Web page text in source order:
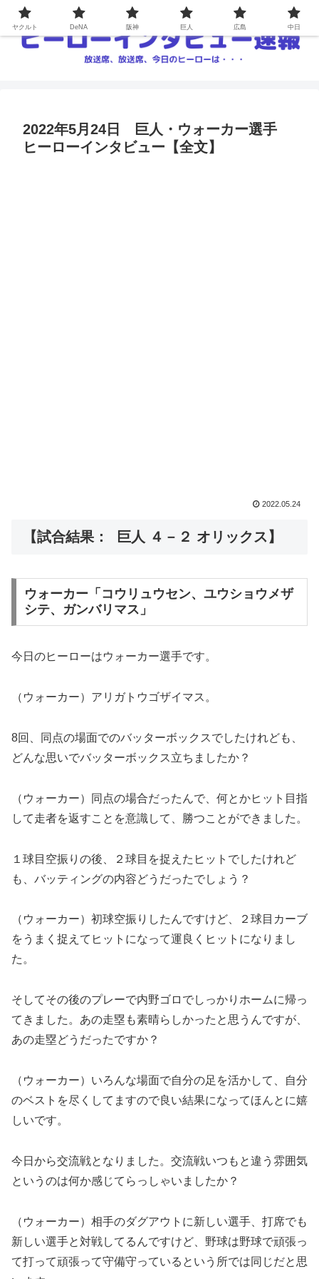
2022年5月24日 巨人・ウォーカー選手
ヒーローインタビュー【全文】
2022.05.24
【試合結果： 巨人 ４－２ オリックス】
ウォーカー「コウリュウセン、ユウショウメザ
シテ、ガンバリマス」
今日のヒーローはウォーカー選手です。
（ウォーカー）アリガトウゴザイマス。
8回、同点の場面でのバッターボックスでしたけれども、
どんな思いでバッターボックス立ちましたか？
（ウォーカー）同点の場合だったんで、何とかヒット目指
して走者を返すことを意識して、勝つことができました。
１球目空振りの後、２球目を捉えたヒットでしたけれど
も、バッティングの内容どうだったでしょう？
（ウォーカー）初球空振りしたんですけど、２球目カーブ
をうまく捉えてヒットになって運良くヒットになりまし
た。
そしてその後のプレーで内野ゴロでしっかりホームに帰っ
てきました。あの走塁も素晴らしかったと思うんですが、
あの走塁どうだったですか？
（ウォーカー）いろんな場面で自分の足を活かして、自分
のベストを尽くしてますので良い結果になってほんとに嬉
しいです。
今日から交流戦となりました。交流戦いつもと違う雰囲気
というのは何か感じてらっしゃいましたか？
（ウォーカー）相手のダグアウトに新しい選手、打席でも
新しい選手と対戦してるんですけど、野球は野球で頑張っ
て打って頑張って守備守っているという所では同じだと思
ヤクルト DeNA 阪神 巨人 広島 中日